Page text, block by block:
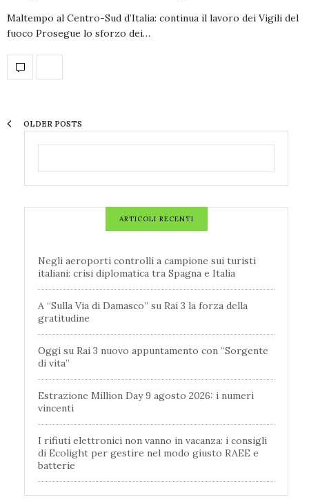
Maltempo al Centro-Sud d’Italia: continua il lavoro dei Vigili del
fuoco Prosegue lo sforzo dei…
OLDER POSTS
ARTICOLI RECENTI
Negli aeroporti controlli a campione sui turisti
italiani: crisi diplomatica tra Spagna e Italia
A “Sulla Via di Damasco” su Rai 3 la forza della
gratitudine
Oggi su Rai 3 nuovo appuntamento con “Sorgente
di vita”
Estrazione Million Day 9 agosto 2026: i numeri
vincenti
I rifiuti elettronici non vanno in vacanza: i consigli
di Ecolight per gestire nel modo giusto RAEE e
batterie